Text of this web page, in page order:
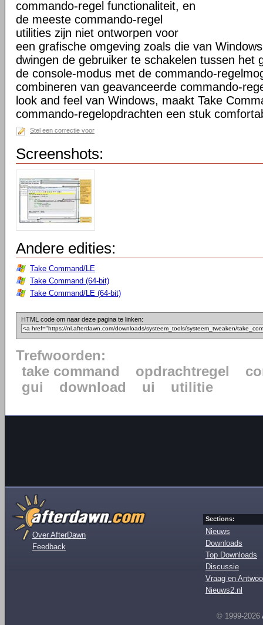
commando-regel functionaliteit, en
de meeste commando-regel
utilities zijn niet ontworpen voor
een grafische omgeving zoals die van
dwingen de gebruiker te schakelen tussen het
de console-modus met de commando-
combineren van geavanceerde commando-
look and feel van Windows, maakt Take
commando-regelopdrachten een stuk
Stel een correctie voor
Screenshots:
Andere edities:
Take Command/LE
Take Command (64-bit)
Take Command/LE (64-bit)
HTML code om naar deze pagina te linken:
Trefwoorden:
take command
opdrachtregel
gui
download ui utilitie
Over AfterDawn
Feedback
Sections:
Nieuws
Downloads
Top Downloads
Discussie
Vraag en
Nieuws2.nl
© 1999-2026